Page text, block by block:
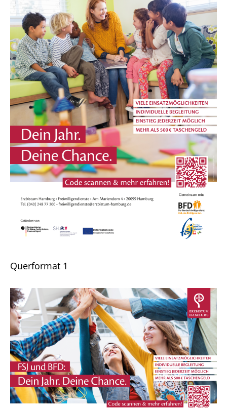
Querformat 1